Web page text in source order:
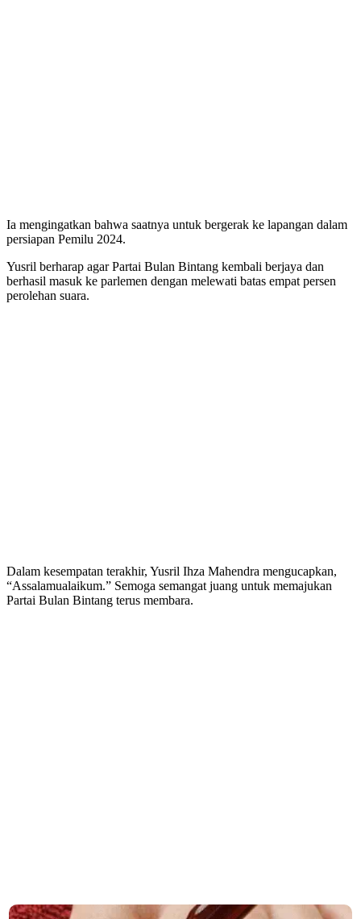
Ia mengingatkan bahwa saatnya untuk bergerak ke lapangan dalam
persiapan Pemilu 2024.
Yusril berharap agar Partai Bulan Bintang kembali berjaya dan
berhasil masuk ke parlemen dengan melewati batas empat persen
perolehan suara.
Dalam kesempatan terakhir, Yusril Ihza Mahendra mengucapkan,
“Assalamualaikum.” Semoga semangat juang untuk memajukan
Partai Bulan Bintang terus membara.